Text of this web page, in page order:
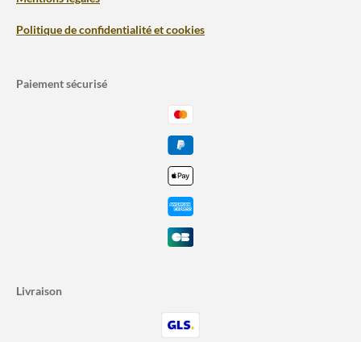
Politique de confidentialité et cookies
Paiement sécurisé
Livraison